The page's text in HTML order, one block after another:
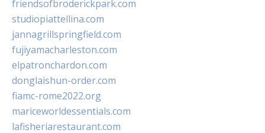
friendsofbroderickpark.com
studiopiattellina.com
jannagrillspringfield.com
fujiyamacharleston.com
elpatronchardon.com
donglaishun-order.com
fiamc-rome2022.org
mariceworldessentials.com
lafisheriarestaurant.com